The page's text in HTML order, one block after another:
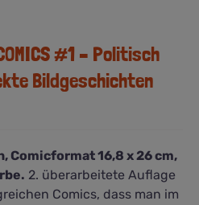
#1 – Politisch
Bildgeschichten
Comicformat 16,8 x 26 cm,
2. überarbeitete Auflage
Comics, dass man im